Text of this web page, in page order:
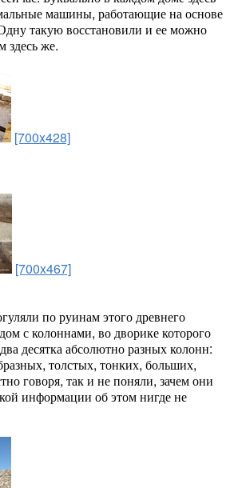
машины, работающие на основе
такую восстановили и ее можно
здесь же.
[700x428]
[700x467]
по руинам этого древнего
с колоннами, во дворике которого
десятка абсолютно разных колонн:
толстых, тонких, больших,
говоря, так и не поняли, зачем они
информации об этом нигде не